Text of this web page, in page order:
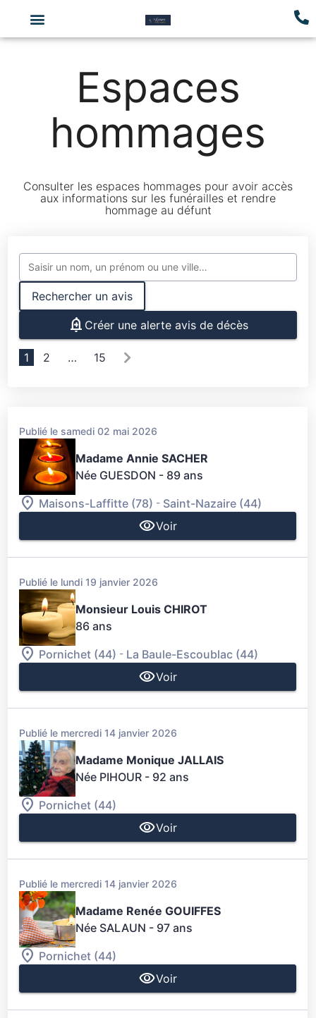
Espaces
hommages
Consulter les espaces hommages pour avoir accès
aux informations sur les funérailles et rendre
hommage au défunt
Rechercher un avis
Créer une alerte avis de décès
1 2 … 15
Publié le samedi 02 mai 2026
Madame Annie SACHER
Née GUESDON - 89 ans
Maisons-Laffitte (78) - Saint-Nazaire (44)
Voir
Publié le lundi 19 janvier 2026
Monsieur Louis CHIROT
86 ans
Pornichet (44) - La Baule-Escoublac (44)
Voir
Publié le mercredi 14 janvier 2026
Madame Monique JALLAIS
Née PIHOUR - 92 ans
Pornichet (44)
Voir
Publié le mercredi 14 janvier 2026
Madame Renée GOUIFFES
Née SALAUN - 97 ans
Pornichet (44)
Voir